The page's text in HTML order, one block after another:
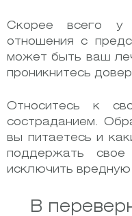
Скорее всего у
отношения с
может быть ваш
проникнитесь
Относитесь к
состраданием.
вы питаетесь и
поддержать свое
исключить
В